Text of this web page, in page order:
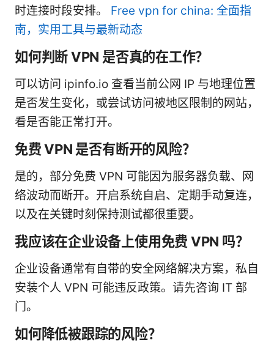
时连接时段安排。 Free vpn for china: 全面指
南，实用工具与最新动态
如何判断 VPN 是否真的在工作？
可以访问 ipinfo.io 查看当前公网 IP 与地理位置
是否发生变化，或尝试访问被地区限制的网站，
看是否能正常打开。
免费 VPN 是否有断开的风险？
是的，部分免费 VPN 可能因为服务器负载、网
络波动而断开。开启系统自启、定期手动复连，
以及在关键时刻保持测试都很重要。
我应该在企业设备上使用免费 VPN 吗？
企业设备通常有自带的安全网络解决方案，私自
安装个人 VPN 可能违反政策。请先咨询 IT 部
门。
如何降低被跟踪的风险？